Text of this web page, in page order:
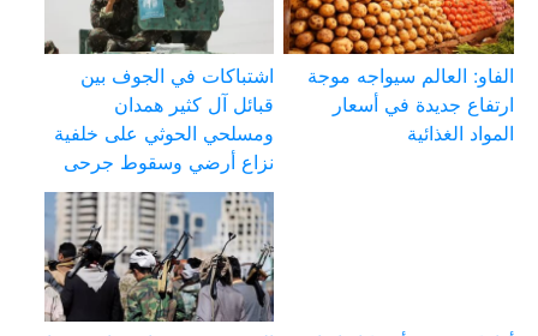
الفاو: العالم سيواجه موجة
ارتفاع جديدة في أسعار
المواد الغذائية
اشتباكات في الجوف بين
قبائل آل كثير همدان
ومسلحي الحوثي على خلفية
نزاع أرضي وسقوط جرحى